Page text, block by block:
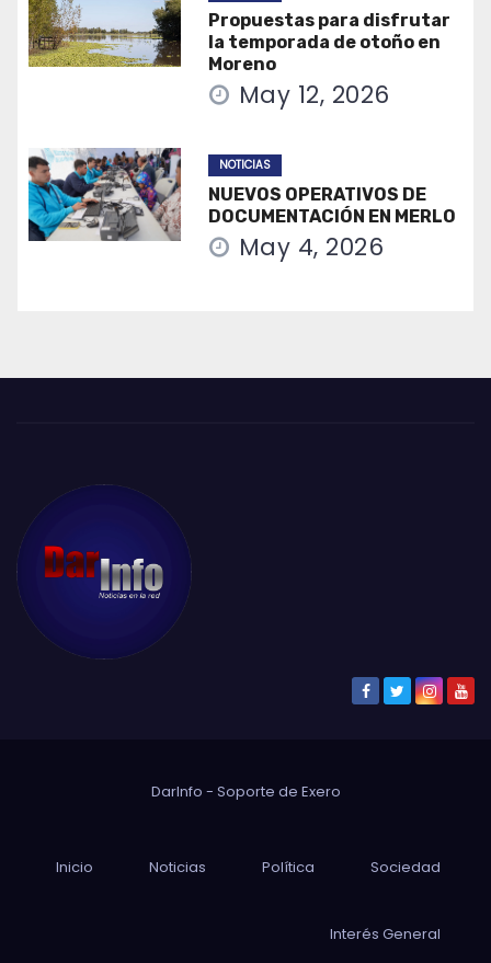
Propuestas para disfrutar
la temporada de otoño en
Moreno
May 12, 2026
NOTICIAS
NUEVOS OPERATIVOS DE
DOCUMENTACIÓN EN MERLO
May 4, 2026
DarInfo - Soporte de Exero
Inicio Noticias Política Sociedad
Interés General